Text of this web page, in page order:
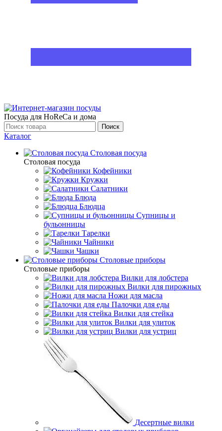
Посуда для HoReCa и дома
Поиск
Каталог
Столовая посуда
Столовая посуда
Кофейники
Кружки
Салатники
Блюда
Блюдца
Супницы и
бульонницы
Тарелки
Чайники
Чашки
Cтоловые приборы
Cтоловые приборы
Вилки для лобстера
Вилки для пирожных
Ножи для масла
Палочки для еды
Вилки для стейка
Вилки для улиток
Вилки для устриц
Десертные вилки